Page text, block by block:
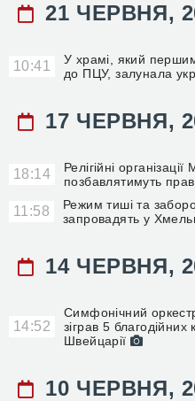
21 ЧЕРВНЯ,
10:41
У храмі, який
до ПЦУ, залунала
17 ЧЕРВНЯ,
18:14
Релігійні
позбавлятимуть
11:58
Режим тиші та
запровадять у
14 ЧЕРВНЯ,
14:52
Симфонічний
зіграв 5
Швейцарії
10 ЧЕРВНЯ,